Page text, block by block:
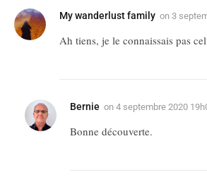
My wanderlust family on 3
Ah tiens, je le connaissais pas
Bernie on 4 septembre 2020
Bonne découverte.